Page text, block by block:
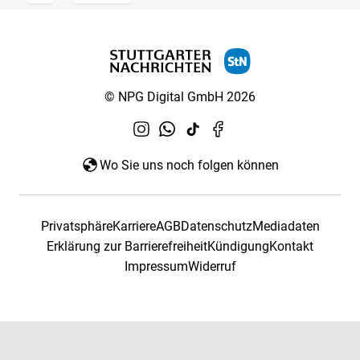
© NPG Digital GmbH 2026
Wo Sie uns noch folgen können
PrivatsphäreKarriereAGBDatenschutzMediadaten
Erklärung zur BarrierefreiheitKündigungKontakt
ImpressumWiderruf